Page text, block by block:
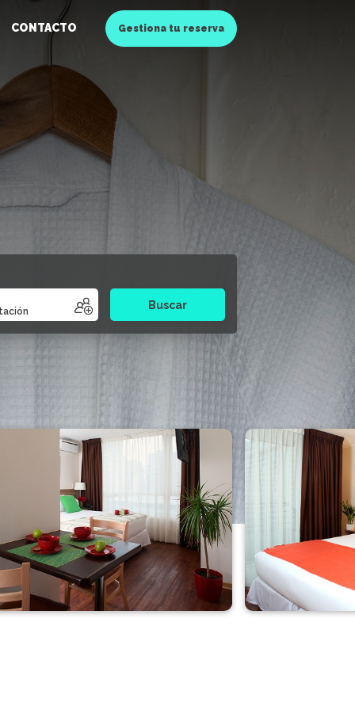
CONTACTO Gestiona tu reserva
Buscar